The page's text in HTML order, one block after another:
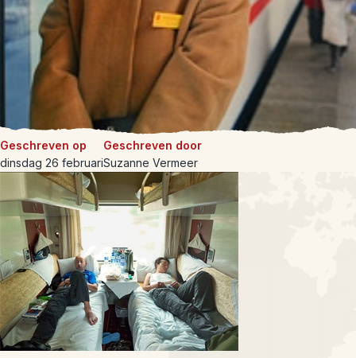
Geschreven op
dinsdag 26 februari
Geschreven door
Suzanne Vermeer